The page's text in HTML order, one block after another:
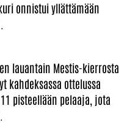
onnistui yllättämään
lauantain Mestis-kierrosta
kahdeksassa ottelussa
pisteellään pelaaja, jota